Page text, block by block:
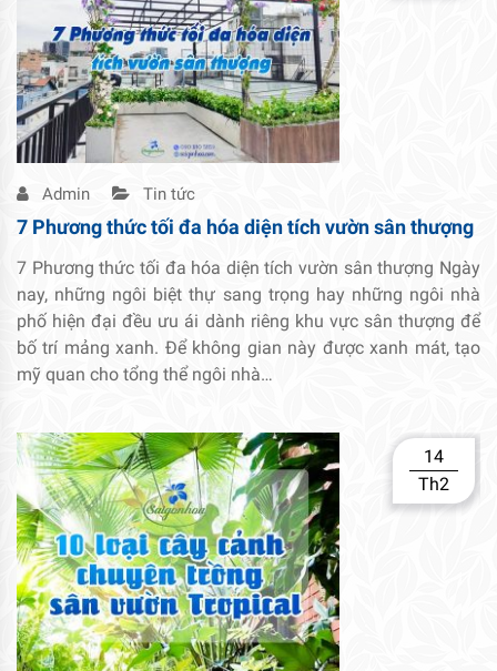
Admin Tin tức
7 Phương thức tối đa hóa diện tích vườn sân thượng
7 Phương thức tối đa hóa diện tích vườn sân thượng Ngày
nay, những ngôi biệt thự sang trọng hay những ngôi nhà
phố hiện đại đều ưu ái dành riêng khu vực sân thượng để
bố trí mảng xanh. Để không gian này được xanh mát, tạo
mỹ quan cho tổng thể ngôi nhà…
14
Th2